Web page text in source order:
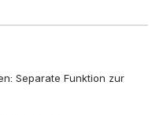
Separate Funktion zur